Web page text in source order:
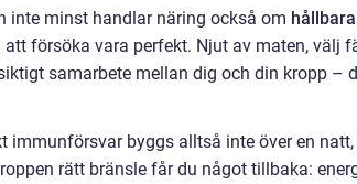
inte minst handlar näring också om
att försöka vara perfekt. Njut av maten, välj
samarbete mellan dig och din kropp –
immunförsvar byggs alltså inte över en
rätt bränsle får du något tillbaka: